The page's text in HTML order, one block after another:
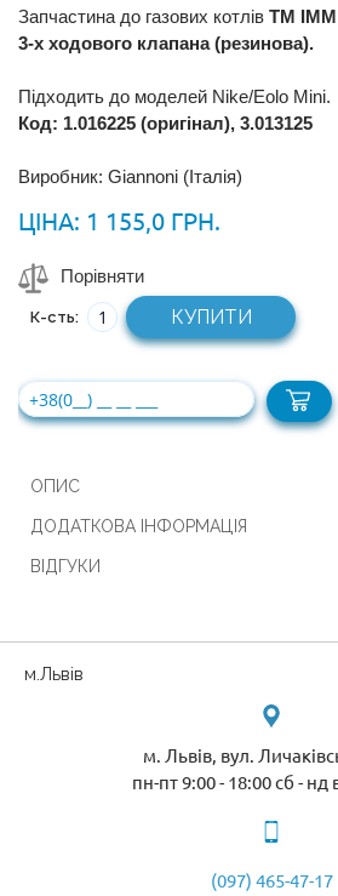
Запчастина до газових котлів ТМ
3-х ходового клапана (резинова).
Підходить до моделей Nike/Eolo Mini.
Код: 1.016225 (оригінал), 3.013125
Виробник: Giannoni (Італія)
ЦІНА: 1 155,0 ГРН.
Порівняти
К-сть: КУПИТИ
ОПИС
ДОДАТКОВА ІНФОРМАЦІЯ
ВІДГУКИ
м.Львів
м. Львів, вул.
пн-пт 9:00 - 18:00 сб - нд
(097) 465-47-17